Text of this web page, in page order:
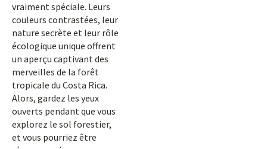
vraiment spéciale. Leurs
couleurs contrastées, leur
nature secrète et leur rôle
écologique unique offrent
un aperçu captivant des
merveilles de la forêt
tropicale du Costa Rica.
Alors, gardez les yeux
ouverts pendant que vous
explorez le sol forestier,
et vous pourriez être